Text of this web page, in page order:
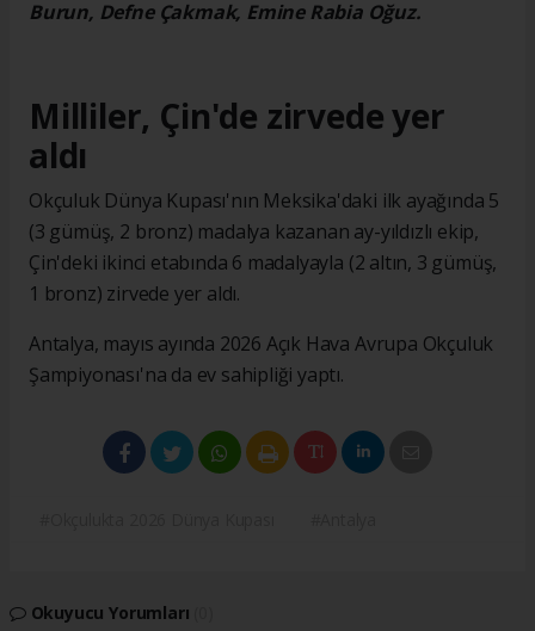
Burun, Defne Çakmak, Emine Rabia Oğuz.
Milliler, Çin'de zirvede yer
aldı
Okçuluk Dünya Kupası'nın Meksika'daki ilk ayağında 5
(3 gümüş, 2 bronz) madalya kazanan ay-yıldızlı ekip,
Çin'deki ikinci etabında 6 madalyayla (2 altın, 3 gümüş,
1 bronz) zirvede yer aldı.
Antalya, mayıs ayında 2026 Açık Hava Avrupa Okçuluk
Şampiyonası'na da ev sahipliği yaptı.
Okuyucu Yorumları